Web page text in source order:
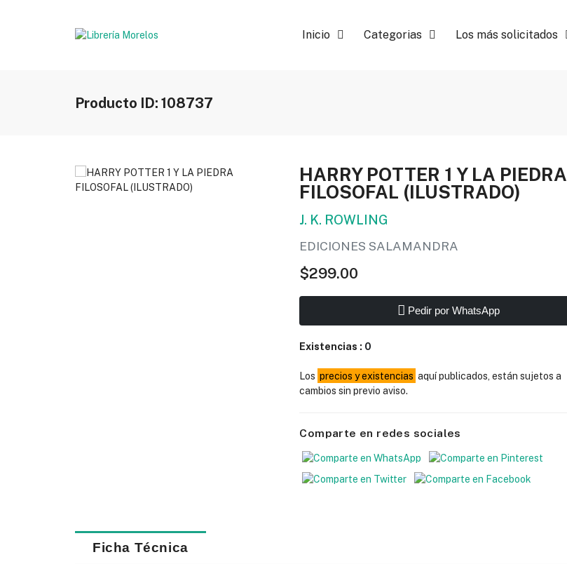
Inicio Categorias Los más solicitados
Producto ID: 108737
HARRY POTTER 1 Y LA PIEDRA
FILOSOFAL (ILUSTRADO)
J. K. ROWLING
EDICIONES SALAMANDRA
$299.00
Pedir por WhatsApp
Existencias : 0
Los precios y existencias aquí publicados, están sujetos a
cambios sin previo aviso.
Comparte en redes sociales
Ficha Técnica